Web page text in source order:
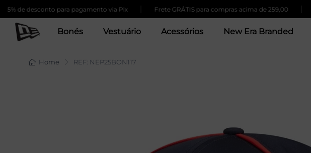
desconto para pagamento via Pix | Frete GRÁTIS para compras acima de 259,00 |
Bonés Vestuário Acessórios New Era Branded
Home REF: NEP25BON117